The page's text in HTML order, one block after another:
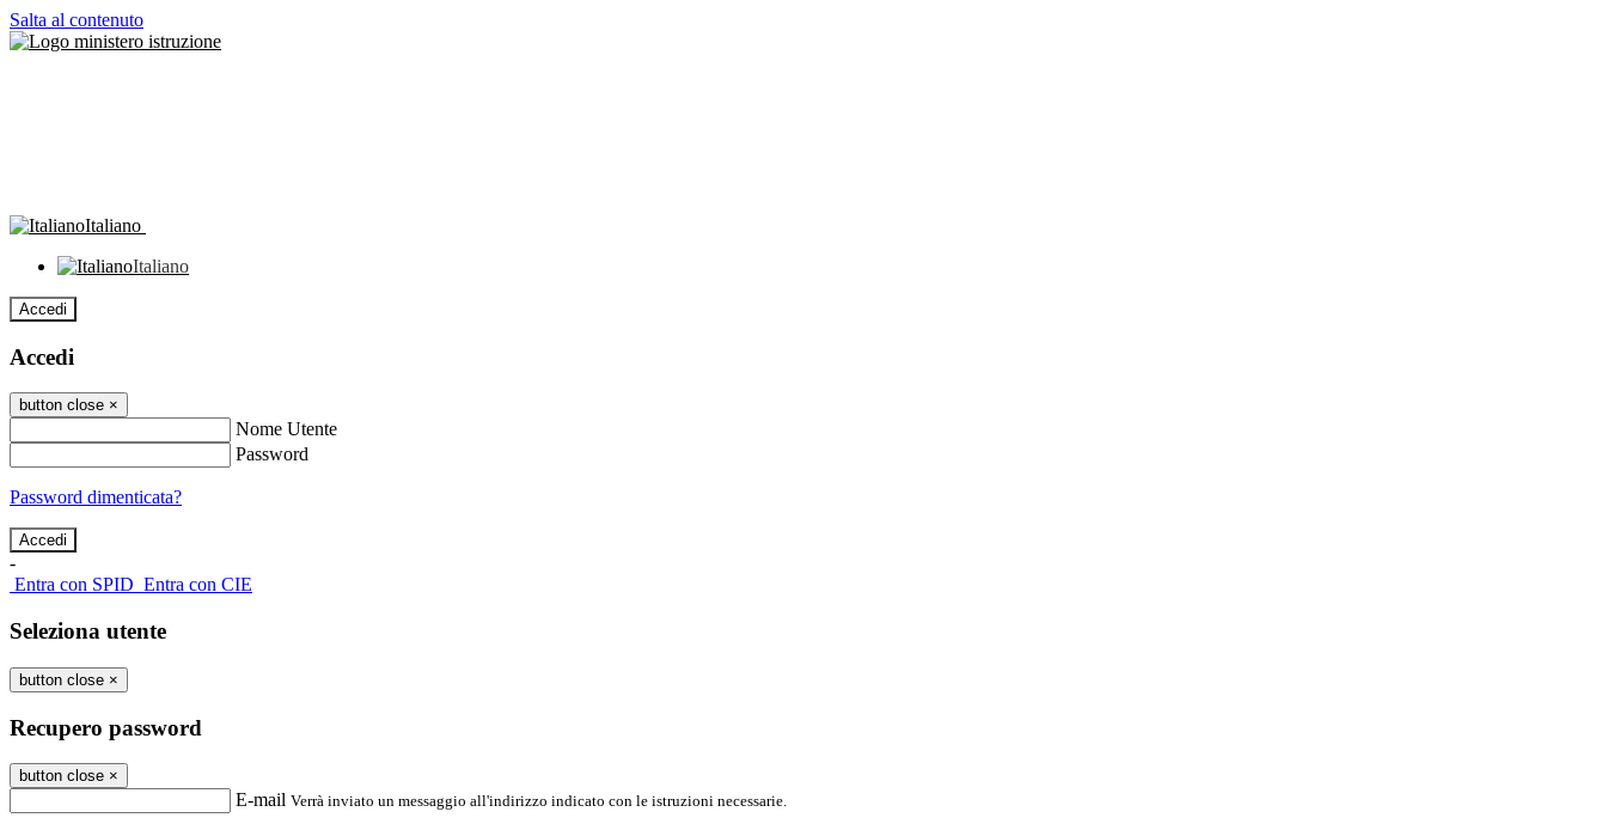
Salta al contenuto
Italiano
Italiano
Accedi
Accedi
button close ×
Nome Utente
Password
Password dimenticata?
-
Entra con SPID Entra con CIE
Seleziona utente
button close ×
Recupero password
button close ×
E-mail Verrà inviato un messaggio all'indirizzo indicato con le istruzioni necessarie.